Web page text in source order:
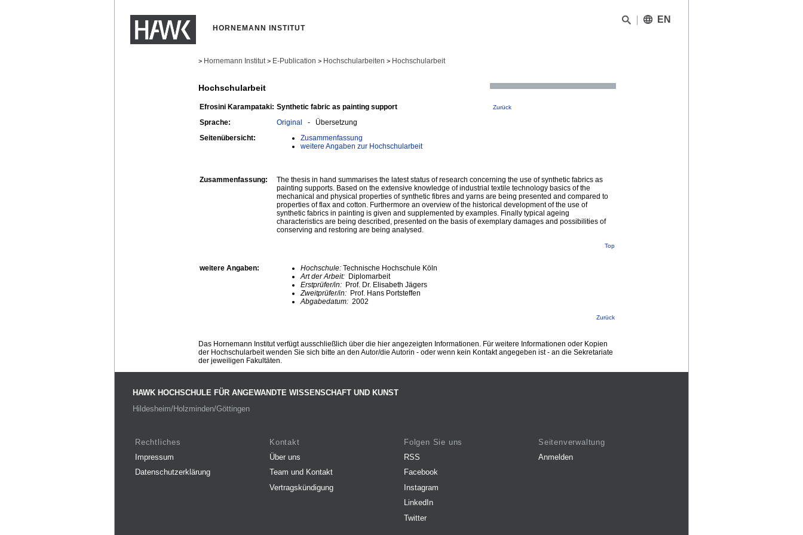
HORNEMANN INSTITUT
EN
> Hornemann Institut > E-Publication > Hochschularbeiten > Hochschularbeit
Hochschularbeit
Efrosini Karampataki: Synthetic fabric as painting support Zurück
Sprache: Original - Übersetzung
Seitenübersicht:
Zusammenfassung
weitere Angaben zur Hochschularbeit
Zusammenfassung:
The thesis in hand summarises the latest status of research concerning the use of synthetic fabrics as
painting supports. Based on the extensive knowledge of industrial textile technology basics of the
mechanical and physical properties of synthetic fibres and yarns are being presented and compared to
properties of flax and cotton. Furthermore an overview of the historical development of the use of
synthetic fabrics in painting is given and supplemented by examples. Finally typical ageing
characteristics are being described, presented on the basis of exemplary damages and possibilities of
conserving and restoring are being analysed.
Top
weitere Angaben: Hochschule: Technische Hochschule Köln
Art der Arbeit: Diplomarbeit
Erstprüfer/in: Prof. Dr. Elisabeth Jägers
Zweitprüfer/in: Prof. Hans Portsteffen
Abgabedatum: 2002
Zurück
Das Hornemann Institut verfügt ausschließlich über die hier angezeigten Informationen. Für weitere Informationen oder Kopien
der Hochschularbeit wenden Sie sich bitte an den Autor/die Autorin - oder wenn kein Kontakt angegeben ist - an die Sekretariate
der jeweiligen Fakultäten.
HAWK HOCHSCHULE FÜR ANGEWANDTE WISSENSCHAFT UND KUNST
Hildesheim/Holzminden/Göttingen
Rechtliches
Impressum
Datenschutzerklärung
Kontakt
Über uns
Team und Kontakt
Vertragskündigung
Folgen Sie uns
RSS
Facebook
Instagram
LinkedIn
Twitter
Seitenverwaltung
Anmelden